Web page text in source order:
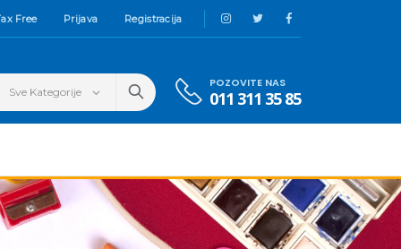
Free Prijava Registracija
POZOVITE NAS
011 311 35 85